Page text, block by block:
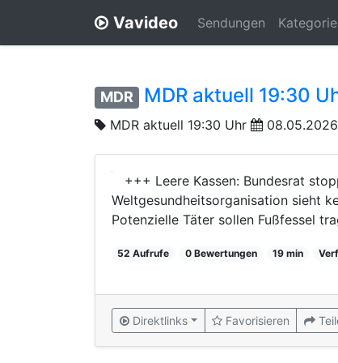
Vavideo Sendungen
MDR MDR aktuell 19:30
MDR aktuell 19:30 Uhr
+++ Leere Kassen: Bundesrat
Weltgesundheitsorganisation sieht
Potenzielle Täter sollen Fußfessel
52 Aufrufe 0 Bewertungen 19 min
Direktlinks Favorisieren